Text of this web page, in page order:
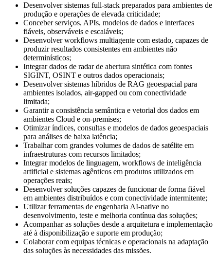
Desenvolver sistemas full-stack preparados para ambientes de
produção e operações de elevada criticidade;
Conceber serviços, APIs, modelos de dados e interfaces
fiáveis, observáveis e escaláveis;
Desenvolver workflows multiagente com estado, capazes de
produzir resultados consistentes em ambientes não
determinísticos;
Integrar dados de radar de abertura sintética com fontes
SIGINT, OSINT e outros dados operacionais;
Desenvolver sistemas híbridos de RAG geoespacial para
ambientes isolados, air-gapped ou com conectividade
limitada;
Garantir a consistência semântica e vetorial dos dados em
ambientes Cloud e on-premises;
Otimizar índices, consultas e modelos de dados geoespaciais
para análises de baixa latência;
Trabalhar com grandes volumes de dados de satélite em
infraestruturas com recursos limitados;
Integrar modelos de linguagem, workflows de inteligência
artificial e sistemas agênticos em produtos utilizados em
operações reais;
Desenvolver soluções capazes de funcionar de forma fiável
em ambientes distribuídos e com conectividade intermitente;
Utilizar ferramentas de engenharia AI-native no
desenvolvimento, teste e melhoria contínua das soluções;
Acompanhar as soluções desde a arquitetura e implementação
até à disponibilização e suporte em produção;
Colaborar com equipas técnicas e operacionais na adaptação
das soluções às necessidades das missões.